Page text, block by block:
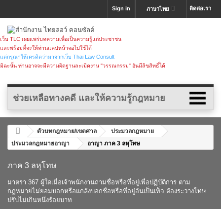
ติดต่อเรา
ภาษาไทย
Sign in
เว็บ TLC เผยแพร่บทความเพื่อเป็นความรู้แก่ประชาชน
และพร้อมที่จะให้ท่านแคปหน้าจอไปใช้ได้
แต่กรุณาให้เครดิตว่ามาจากเว็บ Thai Law Consult
มิฉะนั้น ท่านอาจจะมีความผิดฐานละเมิดงาน "วรรณกรรม" อันมีลิขสิทธิ์ได้
ช่วยเหลือทางคดี และให้ความรู้กฎหมาย
ตัวบทกฎหมาย/เขตศาล
ประมวลกฎหมาย
ประมวลกฎหมายอาญา
อาญา ภาค 3 ลหุโทษ
ภาค 3 ลหุโทษ
มาตรา 367 ผู้ใดเมื่อเจ้าพนักงานถามชื่อหรือที่อยู่เพื่อปฏิบัติการ ตาม
กฎหมายไม่ยอมบอกหรือแกล้งบอกชื่อหรือที่อยู่อันเป็นเท็จ ต้องระวางโทษ
ปรับไม่เกินหนึ่งร้อยบาท